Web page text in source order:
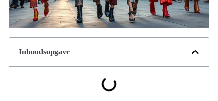
Inhoudsopgave